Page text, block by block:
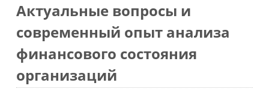
Актуальные вопросы и
современный опыт анализа
финансового состояния
организаций